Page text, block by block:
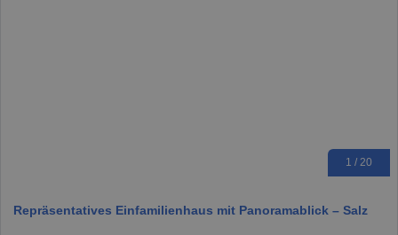
1 / 20
Repräsentatives Einfamilienhaus mit Panoramablick – Salz